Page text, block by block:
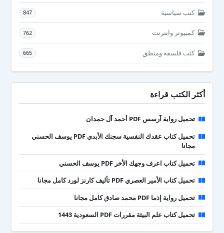
كتب سياسية 847
كمبيوتر وانترنت 762
كتب فلسفة ومنطق 665
أكثر الكتب قراءة
تحميل رواية آرسس PDF أحمد آل حمدان
تحميل كتاب عقدك النفسية سجنك الأبدي PDF يوسف الحسني
مجانا
تحميل كتاب اعرف وجهك الأخر PDF يوسف الحسني
تحميل كتاب الأمير العصري PDF تأليف كارنز لورد كامل مجانا
تحميل رواية إذما PDF محمد صادق كامل مجانا
تحميل كتاب علم البيئة مقررات PDF السعودية 1443